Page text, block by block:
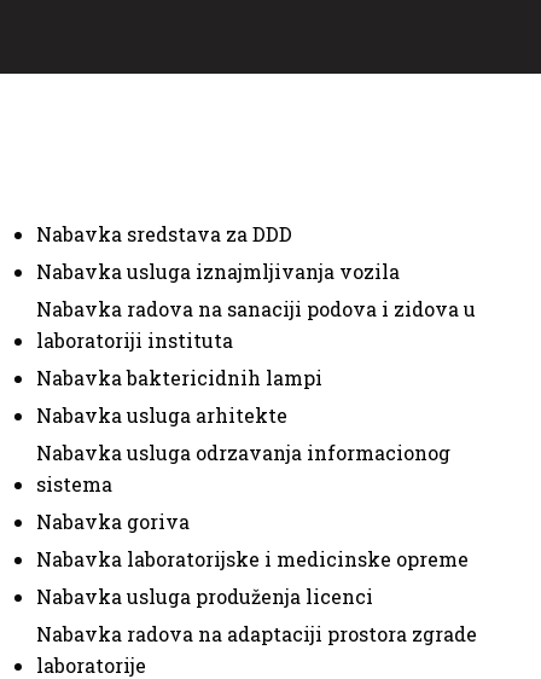
Nabavka sredstava za DDD
Nabavka usluga iznajmljivanja vozila
Nabavka radova na sanaciji podova i zidova u
laboratoriji instituta
Nabavka baktericidnih lampi
Nabavka usluga arhitekte
Nabavka usluga odrzavanja informacionog
sistema
Nabavka goriva
Nabavka laboratorijske i medicinske opreme
Nabavka usluga produženja licenci
Nabavka radova na adaptaciji prostora zgrade
laboratorije